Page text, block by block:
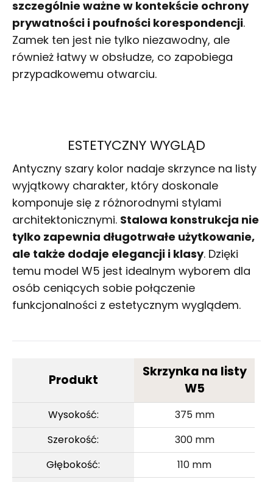
szczególnie ważne w kontekście ochrony
prywatności i poufności korespondencji.
Zamek ten jest nie tylko niezawodny, ale
również łatwy w obsłudze, co zapobiega
przypadkowemu otwarciu.
ESTETYCZNY WYGLĄD
Antyczny szary kolor nadaje skrzynce na listy
wyjątkowy charakter, który doskonale
komponuje się z różnorodnymi stylami
architektonicznymi. Stalowa konstrukcja nie
tylko zapewnia długotrwałe użytkowanie,
ale także dodaje elegancji i klasy. Dzięki
temu model W5 jest idealnym wyborem dla
osób ceniących sobie połączenie
funkcjonalności z estetycznym wyglądem.
Produkt
Skrzynka na listy
W5
Wysokość:
375 mm
Szerokość:
300 mm
Głębokość:
110 mm